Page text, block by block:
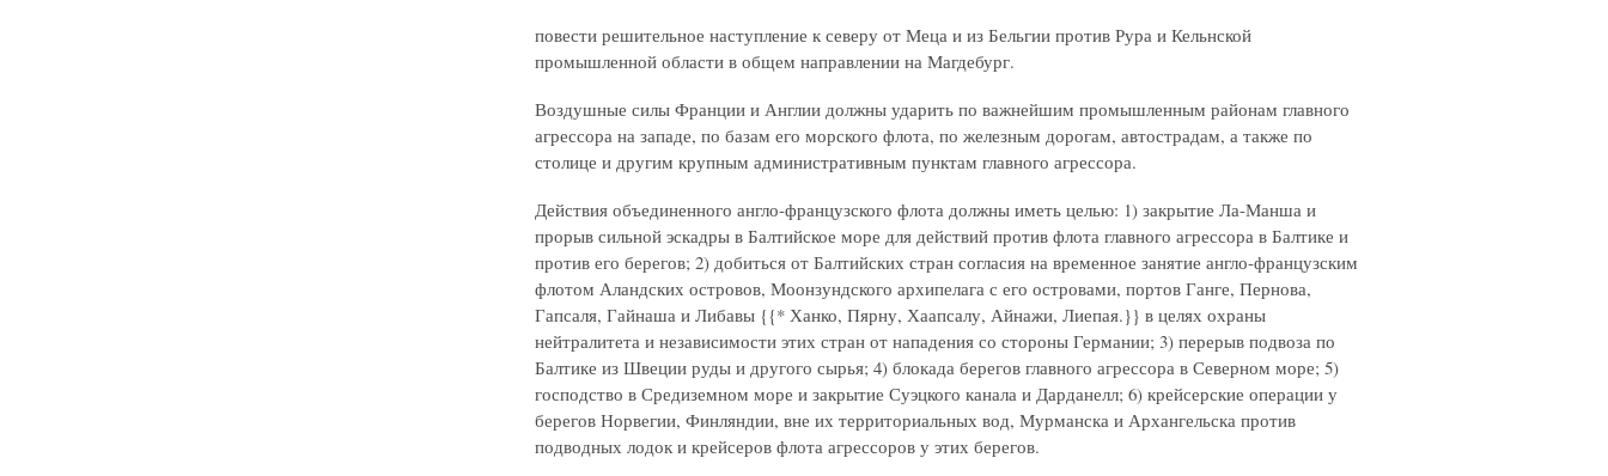
повести решительное наступление к северу от Меца и из Бельгии против Рура и Кельнской
промышленной области в общем направлении на Магдебург.
Воздушные силы Франции и Англии должны ударить по важнейшим промышленным районам главного
агрессора на западе, по базам его морского флота, по железным дорогам, автострадам, а также по
столице и другим крупным административным пунктам главного агрессора.
Действия объединенного англо-французского флота должны иметь целью: 1) закрытие Ла-Манша и
прорыв сильной эскадры в Балтийское море для действий против флота главного агрессора в Балтике и
против его берегов; 2) добиться от Балтийских стран согласия на временное занятие англо-французским
флотом Аландских островов, Моонзундского архипелага с его островами, портов Ганге, Пернова,
Гапсаля, Гайнаша и Либавы {{* Ханко, Пярну, Хаапсалу, Айнажи, Лиепая.}} в целях охраны
нейтралитета и независимости этих стран от нападения со стороны Германии; 3) перерыв подвоза по
Балтике из Швеции руды и другого сырья; 4) блокада берегов главного агрессора в Северном море; 5)
господство в Средиземном море и закрытие Суэцкого канала и Дарданелл; 6) крейсерские операции у
берегов Норвегии, Финляндии, вне их территориальных вод, Мурманска и Архангельска против
подводных лодок и крейсеров флота агрессоров у этих берегов.